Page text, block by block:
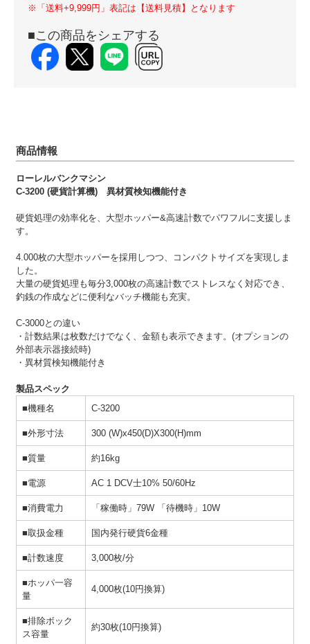
※「送料+9,999円」表記は【送料見積】となります
■この商品をシェアする
商品情報
ローレルバンクマシン
C-3200 (硬貨計算機) 異材質検知機能付き
硬貨処理の効率化を、大型ホッパー&高速計数でパワフルに支援しま
す。
4.000枚の大型ホッパーを採用しつつ、コンパクトサイズを実現しま
した。
大量の硬貨処理も毎分3,000枚の高速計数でストレスなく対応でき、
釣銭の作成などに便利なバッチ機能も充実。
C-3000との違い
・計数結果は枚数だけでなく、金額も表示できます。(オプションの
外部表示器接続時)
・異材質検知機能付き
製品スペック
■機種名
C-3200
■外形寸法 300 (W)x450(D)X300(H)mm
■質量 約16kg
■電源 AC 1 DCV士10% 50/60Hz
■消費電力 「稼働時」79W 「待機時」10W
■取扱金種 国内発行硬貨6金種
■計数速度 3,000枚/分
■ホッパ一容
量
4,000枚(10円換算)
■排除ボック
ス容量
約30枚(10円換算)